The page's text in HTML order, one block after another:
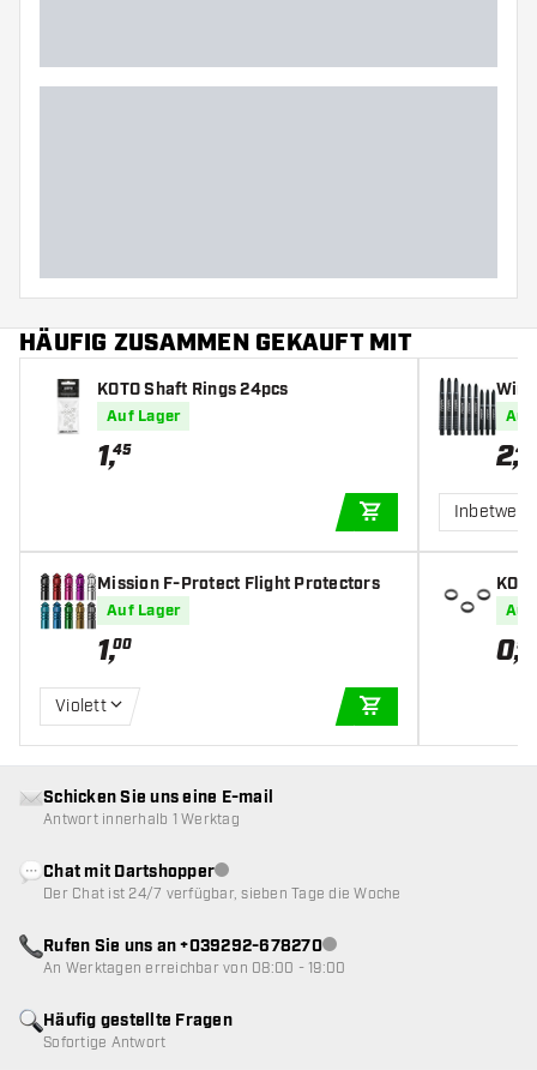
HÄUFIG ZUSAMMEN GEKAUFT MIT
KOTO Shaft Rings 24pcs
Auf Lager
1,45
IN DEN
Mission F-Protect Flight Protectors
Auf Lager
1,00
Violett
ftsAuf
2,40
Inbetween
ack
Auf
0,95
Häufig gestellte Fragen
Sofortige Antwort
Schicken Sie uns eine E-mail
Antwort innerhalb 1 Werktag
Chat mit DartshopperKundenservice nicht verfügbar
Der Chat ist 24/7 verfügbar, sieben Tage die Woche
Rufen Sie uns an +039292-678270Kundenservice nicht
An Werktagen erreichbar von 08:00 - 19:00